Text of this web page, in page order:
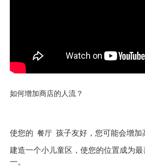
如何增加商店的人流？
使您的 餐厅 孩子友好，您可能会增加
建造一个小儿童区，使您的位置成为
一。